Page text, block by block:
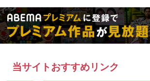
当サイトおすすめリンク